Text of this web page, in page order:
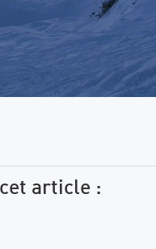
article :